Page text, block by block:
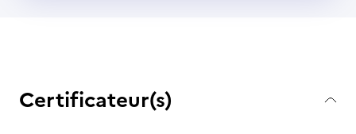
Certificateur(s)